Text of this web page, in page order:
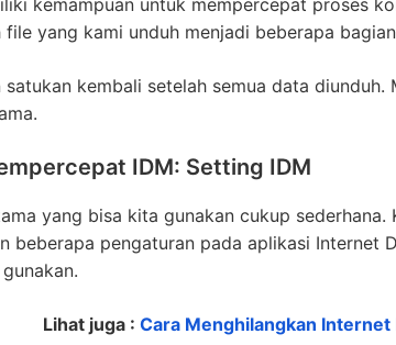
file yang kami unduh menjadi beberapa
satukan kembali setelah semua data diunduh.
IDM: Setting IDM
yang bisa kita gunakan cukup sederhana.
beberapa pengaturan pada aplikasi Internet
Lihat juga : Cara Menghilangkan Internet